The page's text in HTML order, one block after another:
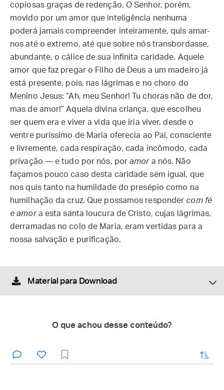
copiosas graças de redenção. O Senhor, porém,
movido por um amor que inteligência nenhuma
poderá jamais compreender inteiramente, quis amar-
nos até o extremo, até que sobre nós transbordasse,
abundante, o cálice de sua infinita caridade. Aquele
amor que faz pregar o Filho de Deus a um madeiro já
está presente, pois, nas lágrimas e no choro do
Menino Jesus: “Ah, meu Senhor! Tu choras não de dor,
mas de amor!” Aquela divina criança, que escolheu
ser quem era e viver a vida que iria viver, desde o
ventre puríssimo de Maria oferecia ao Pai, consciente
e livremente, cada respiração, cada incômodo, cada
privação — e tudo por nós, poramora nós. Não
façamos pouco caso desta caridade sem igual, que
nos quis tanto na humildade do presépio como na
humilhação da cruz. Que possamos responder com fé
e amora esta santa loucura de Cristo, cujas lágrimas,
derramadas no colo de Maria, eram vertidas para a
nossa salvação e purificação.
Material para Download
O que achou desse conteúdo?
enviar